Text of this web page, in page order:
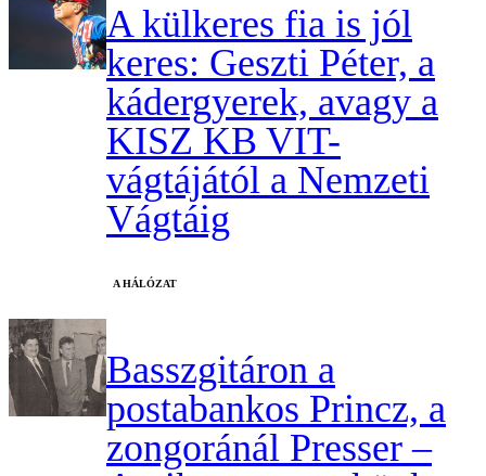
A külkeres fia is jól
keres: Geszti Péter, a
kádergyerek, avagy a
KISZ KB VIT-
vágtájától a Nemzeti
Vágtáig
A HÁLÓZAT
Basszgitáron a
postabankos Princz, a
zongoránál Presser –